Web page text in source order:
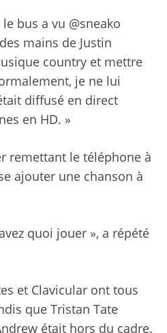
bus a vu @sneako
mains de Justin
country et mettre
je ne lui
diffusé en direct
en HD. »
remettant le téléphone à
ajouter une chanson à
quoi jouer », a répété
et Clavicular ont tous
que Tristan Tate
était hors du cadre.